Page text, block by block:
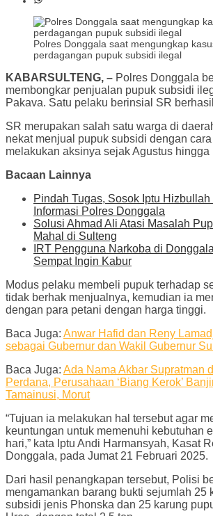
Polres Donggala saat mengungkap
perdagangan pupuk subsidi ilegal
KABARSULTENG, – Polres Donggala
membongkar penjualan pupuk subsidi
Pakava. Satu pelaku berinsial SR
SR merupakan salah satu warga di
nekat menjual pupuk subsidi dengan
melakukan aksinya sejak Agustus hingga
Bacaan Lainnya
Pindah Tugas, Sosok Iptu Hizbullah
Informasi Polres Donggala
Solusi Ahmad Ali Atasi Masalah
Mahal di Sulteng
IRT Pengguna Narkoba di
Sempat Ingin Kabur
Modus pelaku membeli pupuk terhadap
tidak berhak menjualnya, kemudian ia
dengan para petani dengan harga tinggi.
Baca Juga: Anwar Hafid dan Reny
sebagai Gubernur dan Wakil Gubernur
Baca Juga: Ada Nama Akbar Supratman
Perdana, Perusahaan ‘Biang Kerok’
Tamainusi, Morut
“Tujuan ia melakukan hal tersebut agar
keuntungan untuk memenuhi kebutuhan
hari,” kata Iptu Andi Harmansyah, Kasat
Donggala, pada Jumat 21 Februari 2025.
Dari hasil penangkapan tersebut, Polisi
mengamankan barang bukti sejumlah 25
subsidi jenis Phonska dan 25 karung